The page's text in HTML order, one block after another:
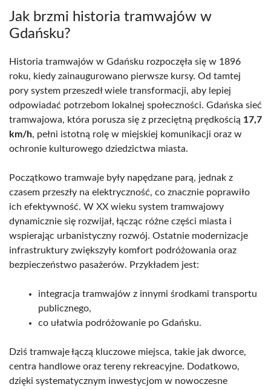
Jak brzmi historia tramwajów w
Gdańsku?
Historia tramwajów w Gdańsku rozpoczęła się w 1896
roku, kiedy zainaugurowano pierwsze kursy. Od tamtej
pory system przeszedł wiele transformacji, aby lepiej
odpowiadać potrzebom lokalnej społeczności. Gdańska sieć
tramwajowa, która porusza się z przeciętną prędkością 17,7
km/h, pełni istotną rolę w miejskiej komunikacji oraz w
ochronie kulturowego dziedzictwa miasta.
Początkowo tramwaje były napędzane parą, jednak z
czasem przeszły na elektryczność, co znacznie poprawiło
ich efektywność. W XX wieku system tramwajowy
dynamicznie się rozwijał, łącząc różne części miasta i
wspierając urbanistyczny rozwój. Ostatnie modernizacje
infrastruktury zwiększyły komfort podróżowania oraz
bezpieczeństwo pasażerów. Przykładem jest:
integracja tramwajów z innymi środkami transportu
publicznego,
co ułatwia podróżowanie po Gdańsku.
Dziś tramwaje łączą kluczowe miejsca, takie jak dworce,
centra handlowe oraz tereny rekreacyjne. Dodatkowo,
dzięki systematycznym inwestycjom w nowoczesne